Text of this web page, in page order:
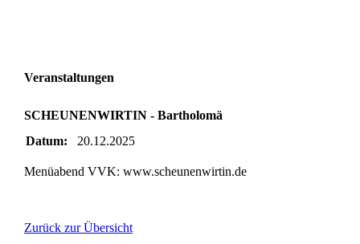
Veranstaltungen
SCHEUNENWIRTIN - Bartholomä
Datum:
20.12.2025
Menüabend VVK: www.scheunenwirtin.de
Zurück zur Übersicht